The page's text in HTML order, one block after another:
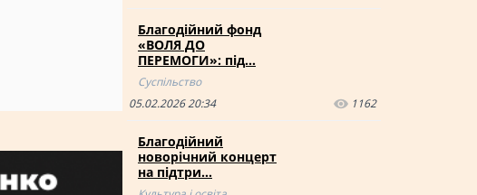
Благодійний фонд
«ВОЛЯ ДО
ПЕРЕМОГИ»: під…
Суспільство
05.02.2026 20:34
1162
Благодійний
новорічний концерт
на підтри…